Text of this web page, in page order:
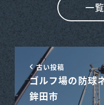
一
古い投稿
ゴルフ場の防球
鉾田市